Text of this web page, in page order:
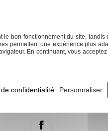
bois et
bon fonctionnement du site, tandis
permettent une expérience plus
En continuant, vous
Personnaliser
confidentialité